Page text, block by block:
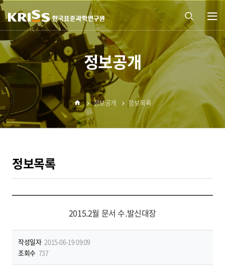
통합
열기
열기
정보공개
정보목록
홈
정보공개 정보목록
2015.2월 문서 수.발신대장
작성일자 2015-06-19 09:09
조회수 737